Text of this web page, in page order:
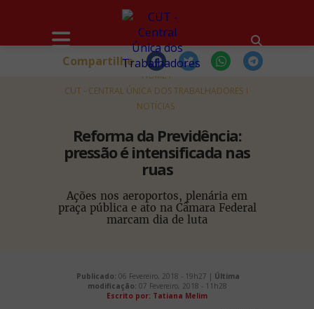
HOME
CUT - CENTRAL ÚNICA DOS TRABALHADORES
NOTÍCIAS
Reforma da Previdência:
pressão é intensificada nas
ruas
Ações nos aeroportos, plenária em
praça pública e ato na Câmara Federal
marcam dia de luta
Compartilhe
Publicado: 06 Fevereiro, 2018 - 19h27 | Última
modificação: 07 Fevereiro, 2018 - 11h28
Escrito por: Tatiana Melim